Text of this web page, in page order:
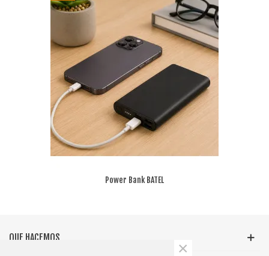
Power Bank BATEL
QUE HACEMOS
×